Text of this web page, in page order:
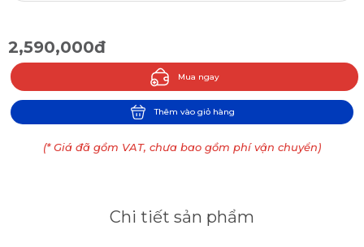
2,590,000đ
Mua ngay
Thêm vào giỏ hàng
(* Giá đã gồm VAT, chưa bao gồm phí vận chuyển)
Chi tiết sản phẩm